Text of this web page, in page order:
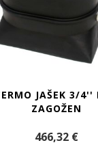
JAŠEK 3/
ZAGOŽEN
466,32 €